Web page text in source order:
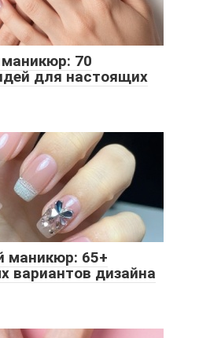
70
для настоящих
маникюр: 65+
вариантов дизайна